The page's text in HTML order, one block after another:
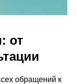
от
обращений к